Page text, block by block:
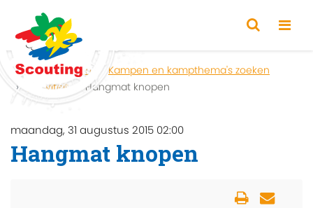
Home Zoeken
Kampen en kampthema's zoeken
Activiteit
Hangmat knopen
maandag, 31 augustus 2015 02:00
Hangmat knopen